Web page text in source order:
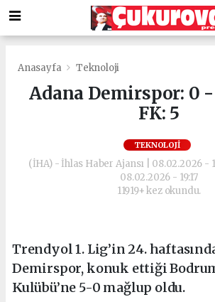
Anasayfa Teknoloji
Adana Demirspor: 0
FK: 5
TEKNOLOJI
(İHA) - İhlas Haber Ajansı | 08.02.2026 -
08.02.2026 - 19:17
11919+ kez okundu.
Trendyol 1. Lig’in 24.
Demirspor, konuk ettiği
Kulübü’ne 5-0 mağlup oldu.